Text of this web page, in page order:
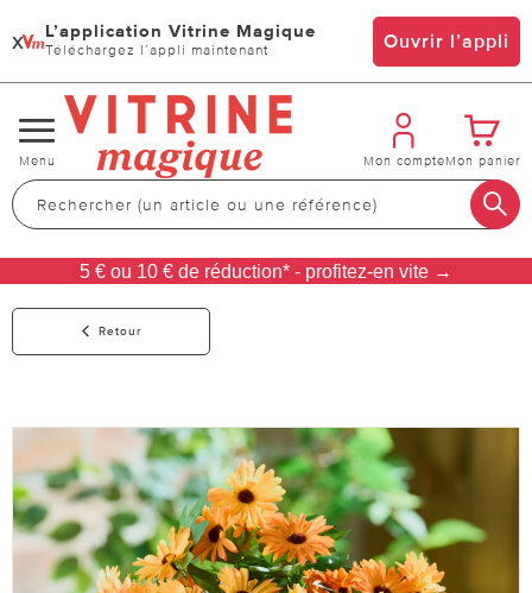
x L’application Vitrine Magique
Téléchargez l’appli maintenant Ouvrir l’appli
Changer
de
navigation
Menu Mon compteMon panier
5 € ou 10 € de réduction* - profitez-en vite →
Retour